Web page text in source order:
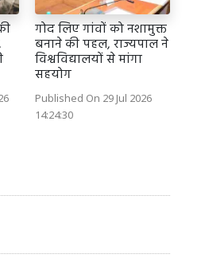
गोद लिए गांवों को नशामुक्त
बनाने की पहल, राज्यपाल ने
विश्वविद्यालयों से मांगा
सहयोग
Published On 29 Jul 2026
14:24:30